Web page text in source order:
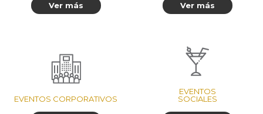
Ver más Ver más
EVENTOS CORPORATIVOS
EVENTOS
SOCIALES